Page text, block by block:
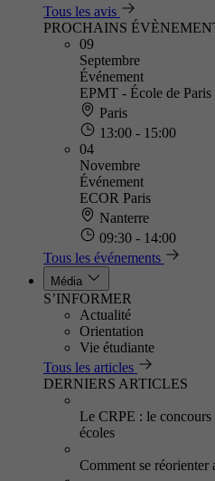
Tous les avis
PROCHAINS
09
Septembre
Événement
EPMT - École de Paris
Paris
13:00 - 15:00
04
Novembre
Événement
ECOR Paris
Nanterre
09:30 - 14:00
Tous les événements
Média
S’INFORMER
Actualité
Orientation
Vie étudiante
Tous les articles
DERNIERS ARTICLES
Le CRPE : le concours
écoles
Comment se réorienter